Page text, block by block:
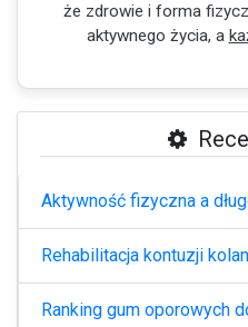
że zdrowie i forma
aktywnego życia, a
Aktywność fizyczna a
Rehabilitacja kontuzji
Ranking gum oporowych